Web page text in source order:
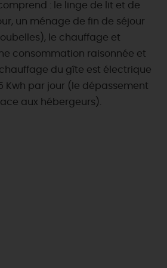
: le linge de lit et de
un ménage de fin de séjour
le chauffage et
consommation raisonnée et
du gîte est électrique
Kwh par jour (le dépassement
aux hébergeurs).